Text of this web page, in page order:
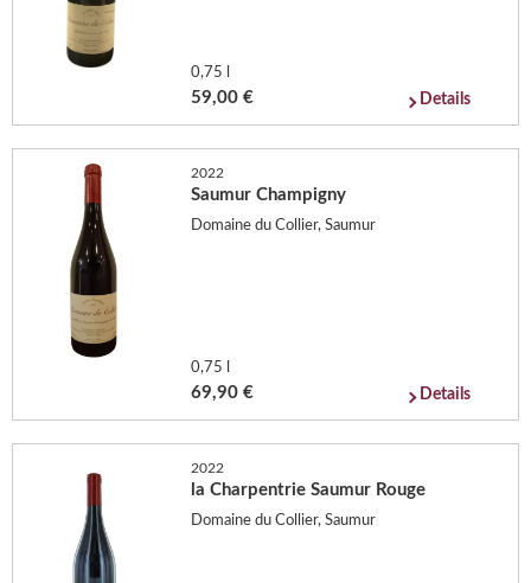
0,75 l
59,00 € Details
2022
Saumur Champigny
Domaine du Collier, Saumur
0,75 l
69,90 € Details
2022
la Charpentrie Saumur Rouge
Domaine du Collier, Saumur